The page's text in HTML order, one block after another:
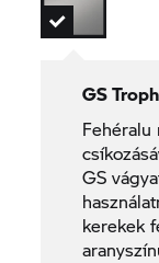
GS
GS
kerekek